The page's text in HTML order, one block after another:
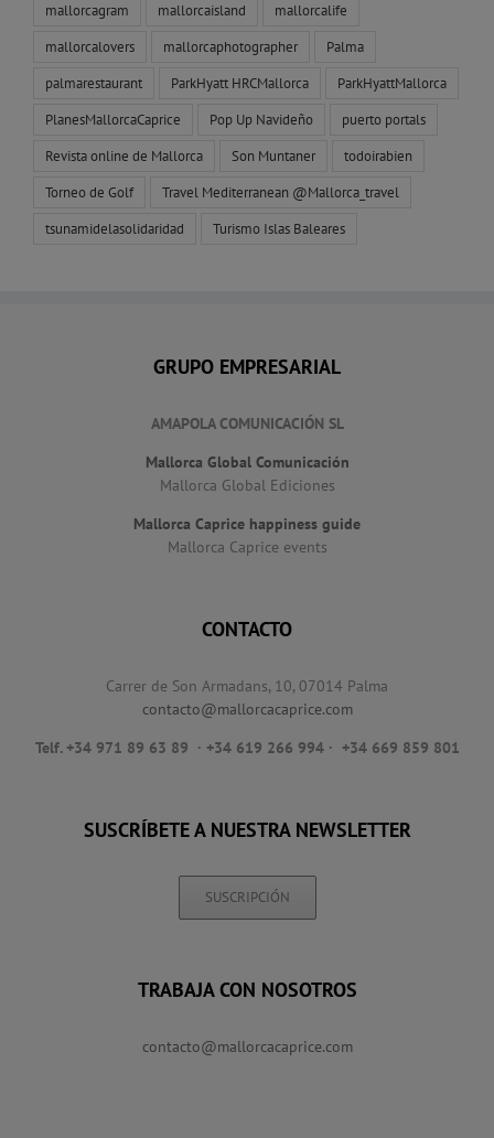
mallorcagram mallorcaisland mallorcalife
mallorcalovers mallorcaphotographer Palma
palmarestaurant ParkHyatt HRCMallorca ParkHyattMallorca
PlanesMallorcaCaprice Pop Up Navideño puerto portals
Revista online de Mallorca Son Muntaner todoirabien
Torneo de Golf Travel Mediterranean @Mallorca_travel
tsunamidelasolidaridad Turismo Islas Baleares
GRUPO EMPRESARIAL
AMAPOLA COMUNICACIÓN SL
Mallorca Global Comunicación
Mallorca Global Ediciones
Mallorca Caprice happiness guide
Mallorca Caprice events
CONTACTO
Carrer de Son Armadans, 10, 07014 Palma
contacto@mallorcacaprice.com
Telf. +34 971 89 63 89 · +34 619 266 994 · +34 669 859 801
SUSCRÍBETE A NUESTRA NEWSLETTER
SUSCRIPCIÓN
TRABAJA CON NOSOTROS
contacto@mallorcacaprice.com